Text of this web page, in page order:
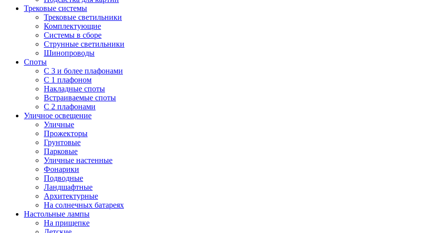
Трековые системы
Трековые светильники
Комплектующие
Системы в сборе
Струнные светильники
Шинопроводы
Споты
С 3 и более плафонами
С 1 плафоном
Накладные споты
Встраиваемые споты
С 2 плафонами
Уличное освещение
Уличные
Прожекторы
Грунтовые
Парковые
Уличные настенные
Фонарики
Подводные
Ландшафтные
Архитектурные
На солнечных батареях
Настольные лампы
На прищепке